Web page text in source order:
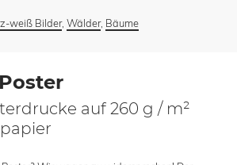
weiß Bilder, Wälder, Bäume
auf 260 g / m²